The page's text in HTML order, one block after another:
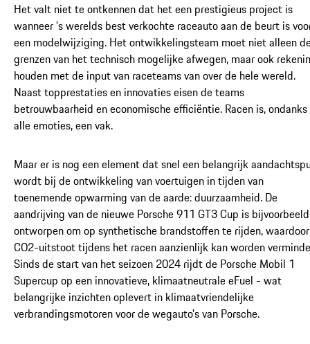
Het valt niet te ontkennen dat het een prestigieus project is
wanneer 's werelds best verkochte raceauto aan de beurt is
een modelwijziging. Het ontwikkelingsteam moet niet alleen
grenzen van het technisch mogelijke afwegen, maar ook
houden met de input van raceteams van over de hele wereld.
Naast topprestaties en innovaties eisen de teams
betrouwbaarheid en economische efficiëntie. Racen is, ondanks
alle emoties, een vak.
Maar er is nog een element dat snel een belangrijk
wordt bij de ontwikkeling van voertuigen in tijden van
toenemende opwarming van de aarde: duurzaamheid. De
aandrijving van de nieuwe Porsche 911 GT3 Cup is bijvoorbeeld
ontworpen om op synthetische brandstoffen te rijden,
CO2-uitstoot tijdens het racen aanzienlijk kan worden
Sinds de start van het seizoen 2024 rijdt de Porsche Mobil 1
Supercup op een innovatieve, klimaatneutrale eFuel - wat
belangrijke inzichten oplevert in klimaatvriendelijke
verbrandingsmotoren voor de wegauto's van Porsche.